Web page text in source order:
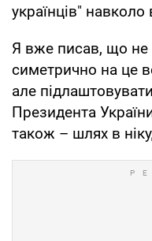
українців" навколо
Я вже писав, що
симетрично на це
але
Президента
також – шлях в